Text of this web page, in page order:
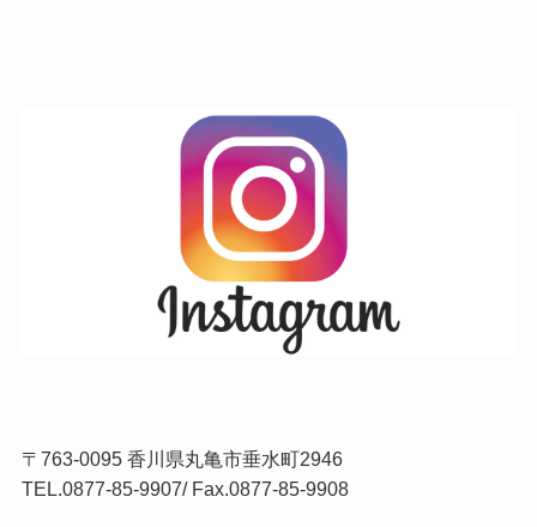
〒763-0095 香川県丸亀市垂水町2946
TEL.0877-85-9907/ Fax.0877-85-9908